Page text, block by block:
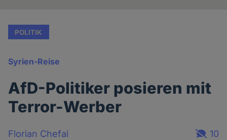
POLITIK
Syrien-Reise
AfD-Politiker posieren mit
Terror-Werber
Florian Chefai
10